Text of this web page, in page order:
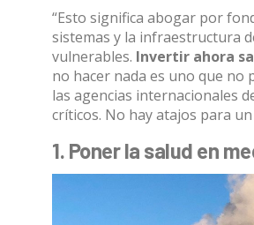
“Esto significa abogar por
sistemas y la infraestructura
vulnerables. Invertir ahora
no hacer nada es uno que no
las agencias internacionales
críticos. No hay atajos para
1. Poner la salud en